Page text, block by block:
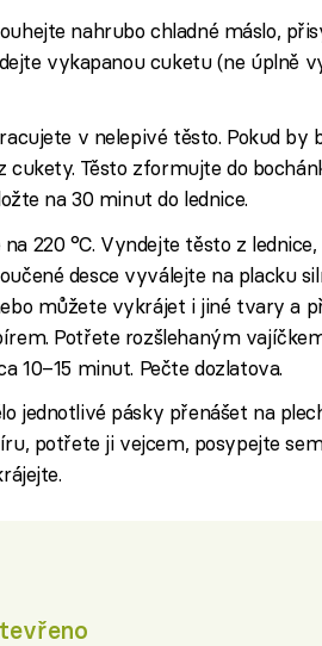
nahrubo chladné máslo,
vykapanou cuketu (ne úplně
v nelepivé těsto. Pokud by
Těsto zformujte do
na 30 minut do lednice.
220 °C. Vyndejte těsto z
desce vyválejte na placku
můžete vykrájet i jiné tvary a
Potřete rozšlehaným
10–15 minut. Pečte dozlatova.
jednotlivé pásky přenášet na
potřete ji vejcem, posypejte